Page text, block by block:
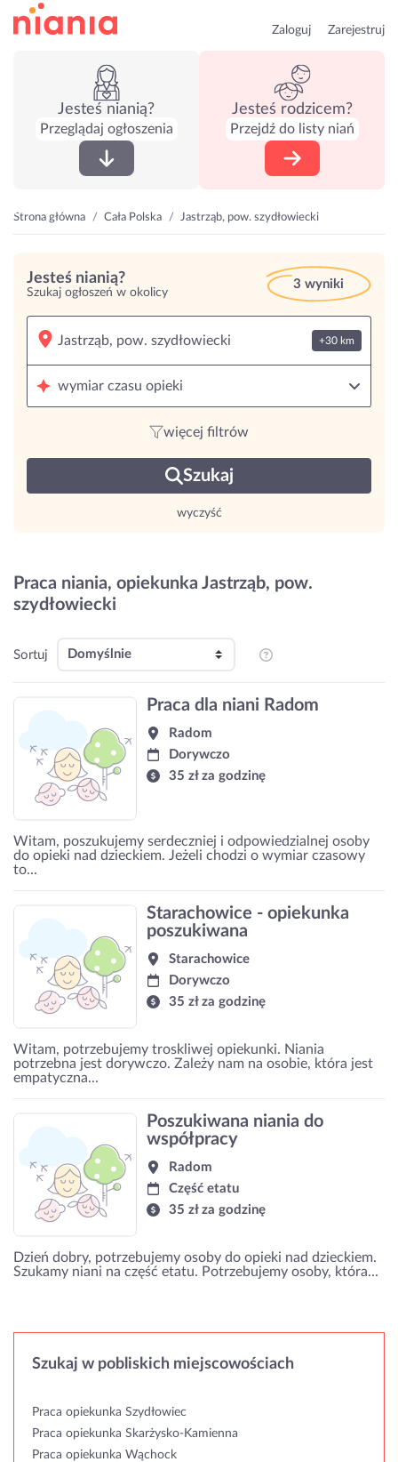
Zaloguj Zarejestruj
Jesteś nianią?
Przeglądaj ogłoszenia
Jesteś rodzicem?
Przejdź do listy niań
Strona główna Cała Polska Jastrząb, pow. szydłowiecki
Jesteś nianią?
Szukaj ogłoszeń w okolicy
3 wyniki
+30 km
wymiar czasu opieki
więcej filtrów
Szukaj
wyczyść
Praca niania, opiekunka Jastrząb, pow.
szydłowiecki
Sortuj
Praca dla niani Radom
Radom
Dorywczo
35 zł za godzinę
Witam, poszukujemy serdeczniej i odpowiedzialnej osoby
do opieki nad dzieckiem. Jeżeli chodzi o wymiar czasowy
to...
Starachowice - opiekunka
poszukiwana
Starachowice
Dorywczo
35 zł za godzinę
Witam, potrzebujemy troskliwej opiekunki. Niania
potrzebna jest dorywczo. Zależy nam na osobie, która jest
empatyczna...
Poszukiwana niania do
współpracy
Radom
Część etatu
35 zł za godzinę
Dzień dobry, potrzebujemy osoby do opieki nad dzieckiem.
Szukamy niani na część etatu. Potrzebujemy osoby, która...
Szukaj w pobliskich miejscowościach
Praca opiekunka Szydłowiec
Praca opiekunka Skarżysko-Kamienna
Praca opiekunka Wąchock